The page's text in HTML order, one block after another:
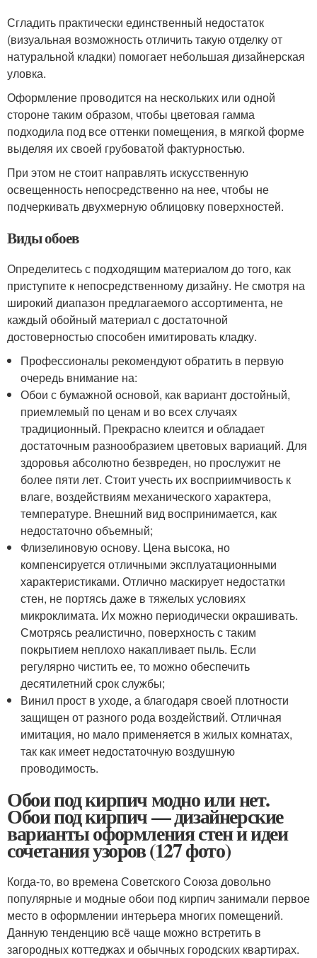
Сгладить практически единственный недостаток
(визуальная возможность отличить такую отделку от
натуральной кладки) помогает небольшая дизайнерская
уловка.
Оформление проводится на нескольких или одной
стороне таким образом, чтобы цветовая гамма
подходила под все оттенки помещения, в мягкой форме
выделяя их своей грубоватой фактурностью.
При этом не стоит направлять искусственную
освещенность непосредственно на нее, чтобы не
подчеркивать двухмерную облицовку поверхностей.
Виды обоев
Определитесь с подходящим материалом до того, как
приступите к непосредственному дизайну. Не смотря на
широкий диапазон предлагаемого ассортимента, не
каждый обойный материал с достаточной
достоверностью способен имитировать кладку.
Профессионалы рекомендуют обратить в первую
очередь внимание на:
Обои с бумажной основой, как вариант достойный,
приемлемый по ценам и во всех случаях
традиционный. Прекрасно клеится и обладает
достаточным разнообразием цветовых вариаций. Для
здоровья абсолютно безвреден, но прослужит не
более пяти лет. Стоит учесть их восприимчивость к
влаге, воздействиям механического характера,
температуре. Внешний вид воспринимается, как
недостаточно объемный;
Флизелиновую основу. Цена высока, но
компенсируется отличными эксплуатационными
характеристиками. Отлично маскирует недостатки
стен, не портясь даже в тяжелых условиях
микроклимата. Их можно периодически окрашивать.
Смотрясь реалистично, поверхность с таким
покрытием неплохо накапливает пыль. Если
регулярно чистить ее, то можно обеспечить
десятилетний срок службы;
Винил прост в уходе, а благодаря своей плотности
защищен от разного рода воздействий. Отличная
имитация, но мало применяется в жилых комнатах,
так как имеет недостаточную воздушную
проводимость.
Обои под кирпич модно или нет.
Обои под кирпич — дизайнерские
варианты оформления стен и идеи
сочетания узоров (127 фото)
Когда-то, во времена Советского Союза довольно
популярные и модные обои под кирпич занимали первое
место в оформлении интерьера многих помещений.
Данную тенденцию всё чаще можно встретить в
загородных коттеджах и обычных городских квартирах.